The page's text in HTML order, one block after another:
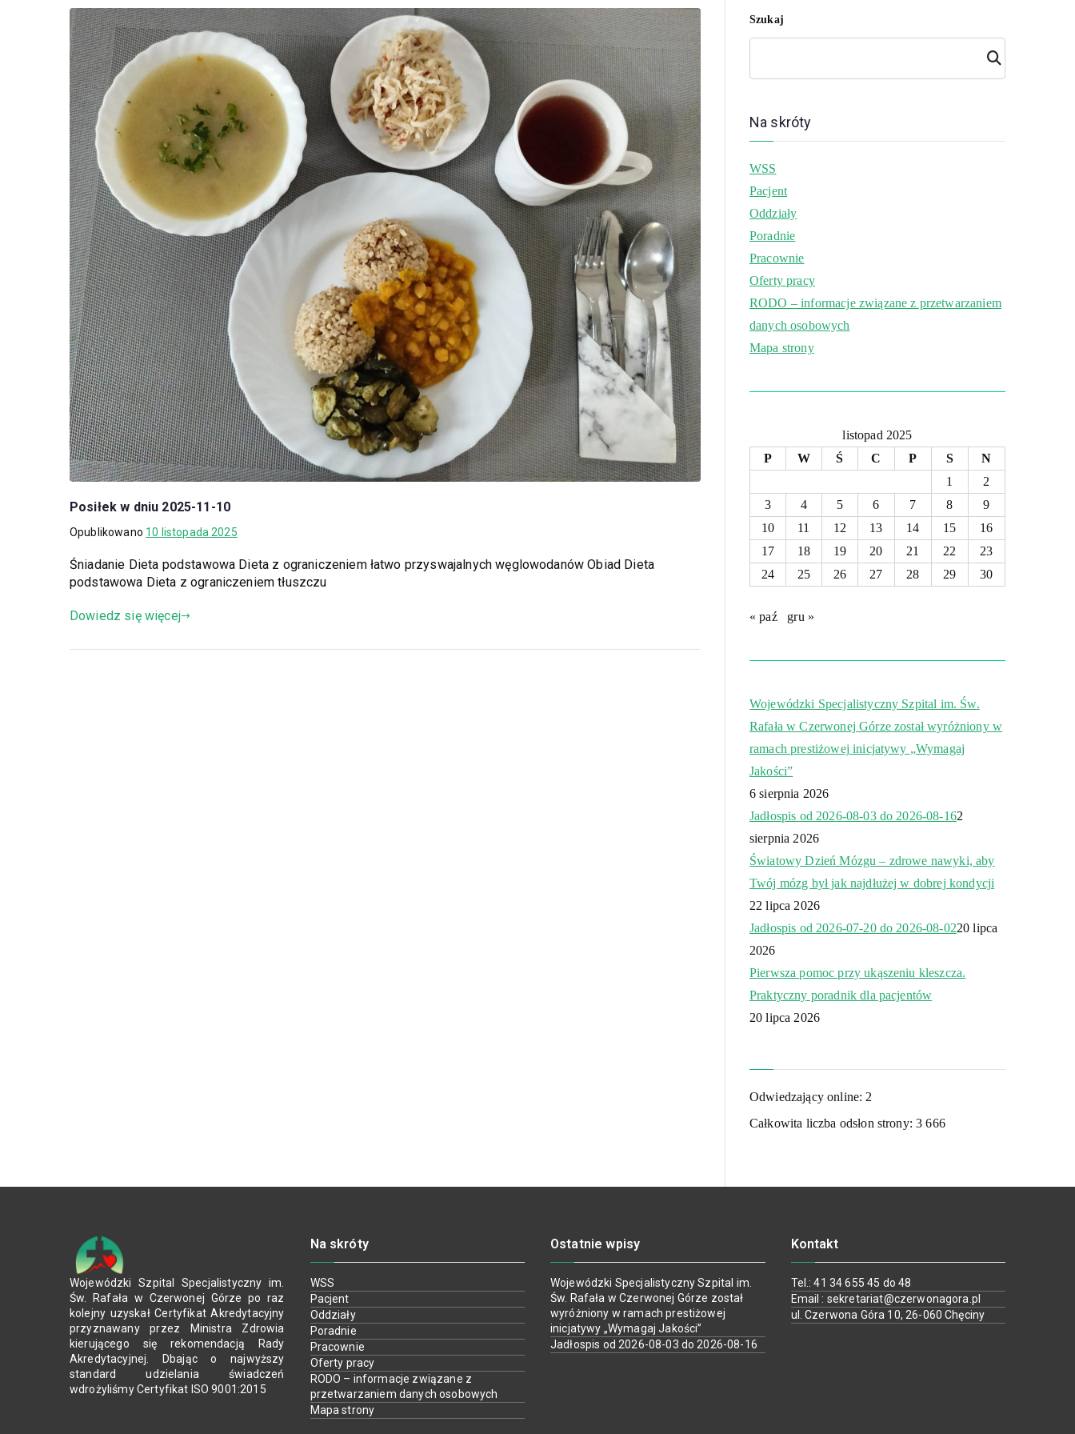
Posiłek w dniu 2025-11-10
Opublikowano 10 listopada 2025
Śniadanie Dieta podstawowa Dieta z ograniczeniem łatwo przyswajalnych węglowodanów Obiad Dieta
podstawowa Dieta z ograniczeniem tłuszczu
Dowiedz się więcej
Szukaj
Szuk
aj
Na skróty
WSS
Pacjent
Oddziały
Poradnie
Pracownie
Oferty pracy
RODO – informacje związane z przetwarzaniem
danych osobowych
Mapa strony
listopad 2025
P
W Ś C P S
N
1
2
3
4 5 6 7 8
9
10
11 12 13 14 15
16
17
18 19 20 21 22
23
24
25 26 27 28 29 30
« paź gru »
Wojewódzki Specjalistyczny Szpital im. Św.
Rafała w Czerwonej Górze został wyróżniony w
ramach prestiżowej inicjatywy „Wymagaj
Jakości”
6 sierpnia 2026
Jadłospis od 2026-08-03 do 2026-08-162
sierpnia 2026
Światowy Dzień Mózgu – zdrowe nawyki, aby
Twój mózg był jak najdłużej w dobrej kondycji
22 lipca 2026
Jadłospis od 2026-07-20 do 2026-08-0220 lipca
2026
Pierwsza pomoc przy ukąszeniu kleszcza.
Praktyczny poradnik dla pacjentów
20 lipca 2026
Odwiedzający online: 2
Całkowita liczba odsłon strony:3 666
Wojewódzki Szpital Specjalistyczny im.
Św. Rafała w Czerwonej Górze po raz
kolejny uzyskał Certyfikat Akredytacyjny
przyznawany przez Ministra Zdrowia
kierującego się rekomendacją Rady
Akredytacyjnej. Dbając o najwyższy
standard udzielania świadczeń
wdrożyliśmy Certyfikat ISO 9001:2015
Na skróty
WSS
Pacjent
Oddziały
Poradnie
Pracownie
Oferty pracy
RODO – informacje związane z
przetwarzaniem danych osobowych
Mapa strony
Ostatnie wpisy
Wojewódzki Specjalistyczny Szpital im.
Św. Rafała w Czerwonej Górze został
wyróżniony w ramach prestiżowej
inicjatywy „Wymagaj Jakości”
Jadłospis od 2026-08-03 do 2026-08-16
Kontakt
Tel.: 41 34 655 45 do 48
Email : sekretariat@czerwonagora.pl
ul. Czerwona Góra 10, 26-060 Chęciny